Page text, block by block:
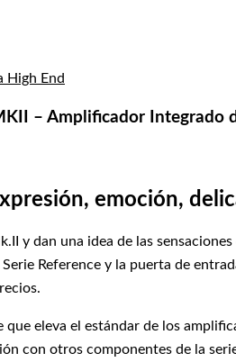
– Amplificador Integrado
emoción,
y dan una idea de las
Reference y la puerta de
eleva el estándar de los
con otros componentes de la